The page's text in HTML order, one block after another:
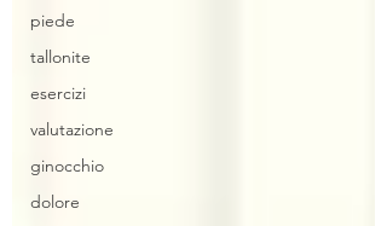
piede
tallonite
esercizi
valutazione
ginocchio
dolore